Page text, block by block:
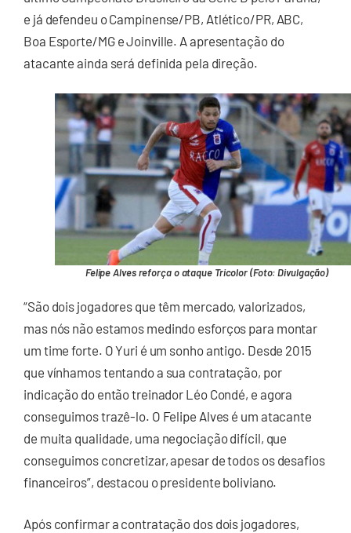
e já defendeu o Campinense/PB, Atlético/PR, ABC,
Boa Esporte/MG e Joinville. A apresentação do
atacante ainda será definida pela direção.
Felipe Alves reforça o ataque Tricolor (Foto: Divulgação)
“São dois jogadores que têm mercado, valorizados,
mas nós não estamos medindo esforços para montar
um time forte. O Yuri é um sonho antigo. Desde 2015
que vínhamos tentando a sua contratação, por
indicação do então treinador Léo Condé, e agora
conseguimos trazê-lo. O Felipe Alves é um atacante
de muita qualidade, uma negociação difícil, que
conseguimos concretizar, apesar de todos os desafios
financeiros”, destacou o presidente boliviano.
Após confirmar a contratação dos dois jogadores,